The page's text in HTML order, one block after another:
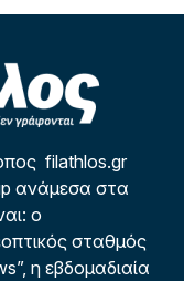
filathlos.gr
ανάμεσα στα
ο
σταθμός
η εβδομαδιαία